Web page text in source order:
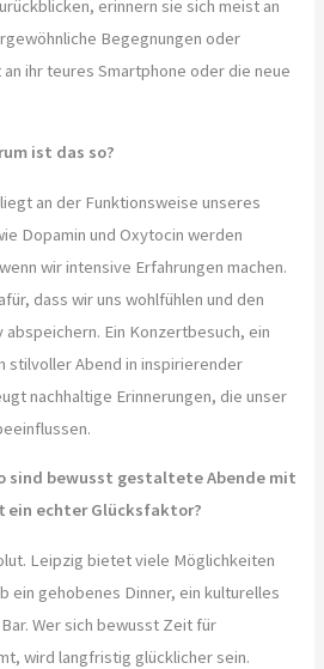
erinnern sie sich meist an
Begegnungen oder
ihr teures Smartphone oder die neue
ist das so?
an der Funktionsweise unseres
Dopamin und Oxytocin werden
wir intensive Erfahrungen machen.
dass wir uns wohlfühlen und den
Ein Konzertbesuch, ein
stilvoller Abend in inspirierender
nachhaltige Erinnerungen, die unser
sind bewusst gestaltete Abende mit
ein echter Glücksfaktor?
Leipzig bietet viele Möglichkeiten
ein gehobenes Dinner, ein kulturelles
Wer sich bewusst Zeit für
wird langfristig glücklicher sein.